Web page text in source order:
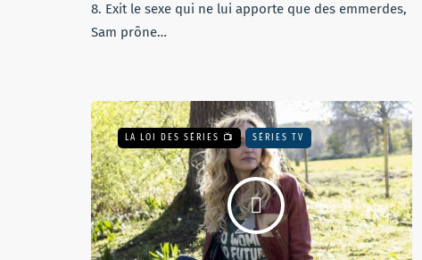
8. Exit le sexe qui ne lui apporte que des emmerdes,
Sam prône…
LA LOI DES SÉRIES 📺 SÉRIES TV